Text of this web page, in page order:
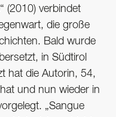
(2010) verbindet
die große
Bald wurde
in Südtirol
hat die Autorin, 54,
und nun wieder in
„Sangue